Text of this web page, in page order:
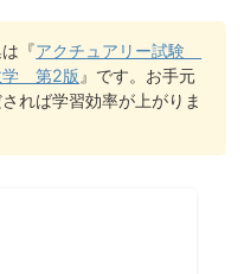
『アクチュアリー試験
学 第2版 』です。お手元
れば学習効率が上がりま